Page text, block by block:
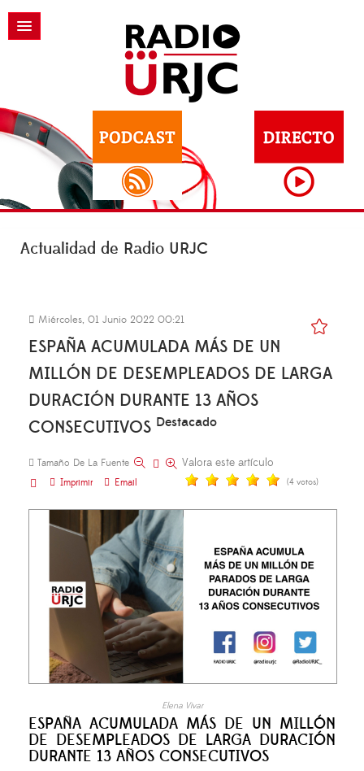
Actualidad de Radio URJC
Miércoles, 01 Junio 2022 00:21
ESPAÑA ACUMULADA MÁS DE UN
MILLÓN DE DESEMPLEADOS DE LARGA
DURACIÓN DURANTE 13 AÑOS
CONSECUTIVOS Destacado
Tamaño De La Fuente
Imprimir
Email
Valora este artículo
(4 votos)
Elena Vivar
ESPAÑA ACUMULADA MÁS DE UN MILLÓN
DE DESEMPLEADOS DE LARGA DURACIÓN
DURANTE 13 AÑOS CONSECUTIVOS